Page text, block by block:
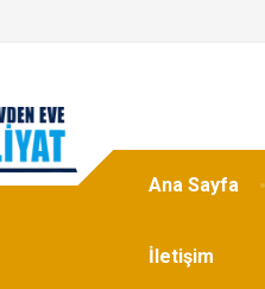
Ana Sayfa
İletişim